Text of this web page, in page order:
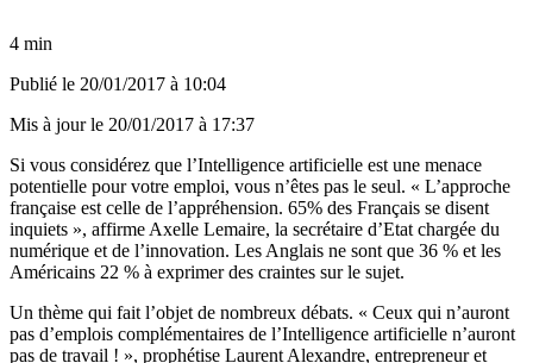
4 min
Publié le 20/01/2017 à 10:04
Mis à jour le 20/01/2017 à 17:37
Si vous considérez que l’Intelligence artificielle est une menace
potentielle pour votre emploi, vous n’êtes pas le seul. « L’approche
française est celle de l’appréhension. 65% des Français se disent
inquiets », affirme Axelle Lemaire, la secrétaire d’Etat chargée du
numérique et de l’innovation. Les Anglais ne sont que 36 % et les
Américains 22 % à exprimer des craintes sur le sujet.
Un thème qui fait l’objet de nombreux débats. « Ceux qui n’auront
pas d’emplois complémentaires de l’Intelligence artificielle n’auront
pas de travail ! », prophétise Laurent Alexandre, entrepreneur et